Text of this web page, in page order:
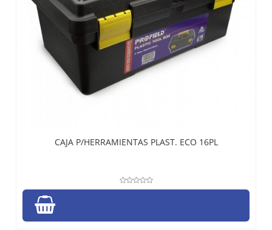
CAJA P/HERRAMIENTAS PLAST. ECO 16PL